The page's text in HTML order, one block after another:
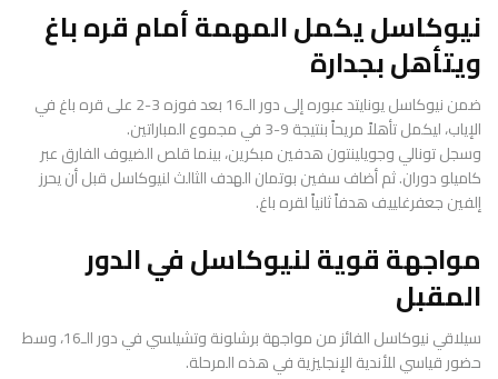
نيوكاسل يكمل المهمة أمام قره باغ
ويتأهل بجدارة
ضمن نيوكاسل يونايتد عبوره إلى دور الـ16 بعد فوزه 3-2 على قره باغ في
الإياب، ليكمل تأهلاً مريحاً بنتيجة 9-3 في مجموع المباراتين.
وسجل تونالي وجويلينتون هدفين مبكرين، بينما قلص الضيوف الفارق عبر
كاميلو دوران. ثم أضاف سفين بوتمان الهدف الثالث لنيوكاسل قبل أن يحرز
إلفين جعفرغلييف هدفاً ثانياً لقره باغ.
مواجهة قوية لنيوكاسل في الدور
المقبل
سيلاقي نيوكاسل الفائز من مواجهة برشلونة وتشيلسي في دور الـ16، وسط
حضور قياسي للأندية الإنجليزية في هذه المرحلة.